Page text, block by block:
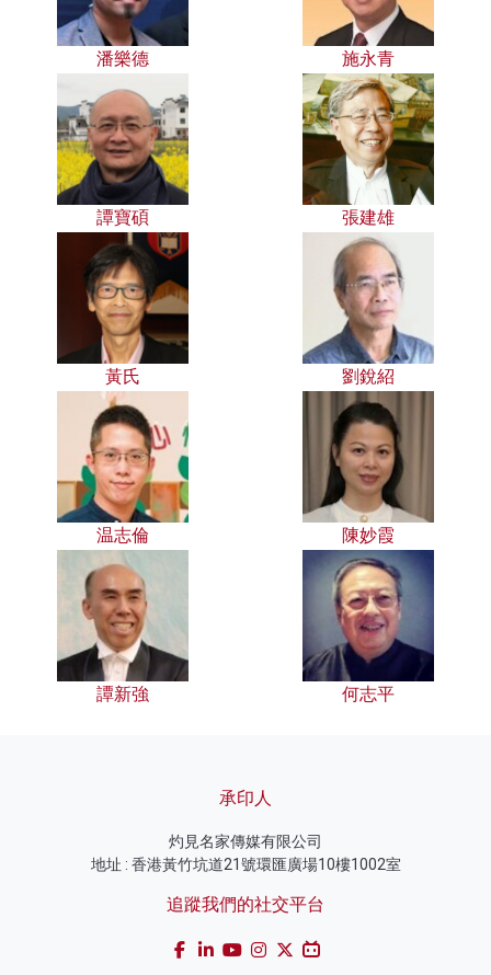
潘樂德 施永青
譚寶碩 張建雄
黃氏 劉銳紹
温志倫 陳妙霞
譚新強 何志平
承印人
灼見名家傳媒有限公司
地址 : 香港黃竹坑道21號環匯廣場10樓1002室
追蹤我們的社交平台